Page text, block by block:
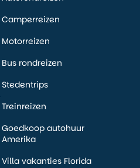
Camperreizen
Motorreizen
Bus rondreizen
Stedentrips
Treinreizen
Goedkoop autohuur
Amerika
Villa vakanties Florida